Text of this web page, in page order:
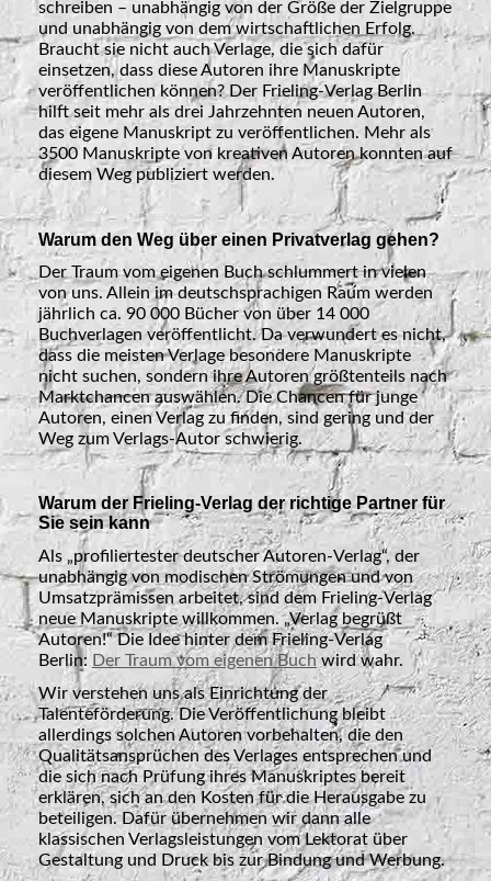
schreiben – unabhängig von der Größe der Zielgruppe
und unabhängig von dem wirtschaftlichen Erfolg.
Braucht sie nicht auch Verlage, die sich dafür
einsetzen, dass diese Autoren ihre Manuskripte
veröffentlichen können? Der Frieling-Verlag Berlin
hilft seit mehr als drei Jahrzehnten neuen Autoren,
das eigene Manuskript zu veröffentlichen. Mehr als
3500 Manuskripte von kreativen Autoren konnten auf
diesem Weg publiziert werden.
Warum den Weg über einen Privatverlag gehen?
Der Traum vom eigenen Buch schlummert in vielen
von uns. Allein im deutschsprachigen Raum werden
jährlich ca. 90 000 Bücher von über 14 000
Buchverlagen veröffentlicht. Da verwundert es nicht,
dass die meisten Verlage besondere Manuskripte
nicht suchen, sondern ihre Autoren größtenteils nach
Marktchancen auswählen. Die Chancen für junge
Autoren, einen Verlag zu finden, sind gering und der
Weg zum Verlags-Autor schwierig.
Warum der Frieling-Verlag der richtige Partner für
Sie sein kann
Als „profiliertester deutscher Autoren-Verlag“, der
unabhängig von modischen Strömungen und von
Umsatzprämissen arbeitet, sind dem Frieling-Verlag
neue Manuskripte willkommen. „Verlag begrüßt
Autoren!“ Die Idee hinter dem Frieling-Verlag
Berlin: Der Traum vom eigenen Buchwird wahr.
Wir verstehen uns als Einrichtung der
Talenteförderung. Die Veröffentlichung bleibt
allerdings solchen Autoren vorbehalten, die den
Qualitätsansprüchen des Verlages entsprechen und
die sich nach Prüfung ihres Manuskriptes bereit
erklären, sich an den Kosten für die Herausgabe zu
beteiligen. Dafür übernehmen wir dann alle
klassischen Verlagsleistungen vom Lektorat über
Gestaltung und Druck bis zur Bindung und Werbung.